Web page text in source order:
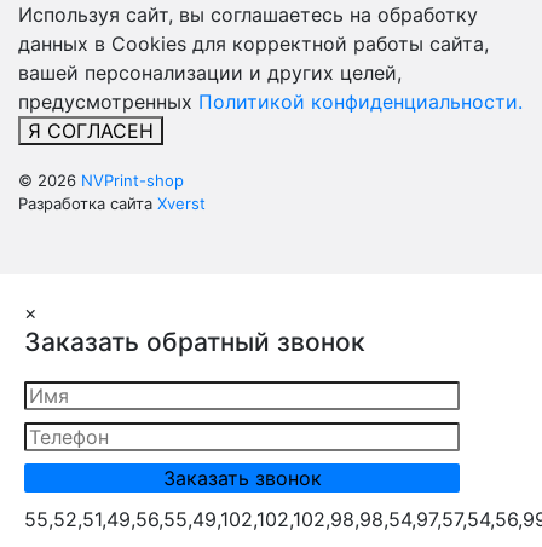
Используя сайт, вы соглашаетесь на обработку
данных в Cookies для корректной работы сайта,
вашей персонализации и других целей,
предусмотренных Политикой конфиденциальности.
Я СОГЛАСЕН
© 2026 NVPrint-shop
Разработка сайта Xverst
×
Заказать обратный звонок